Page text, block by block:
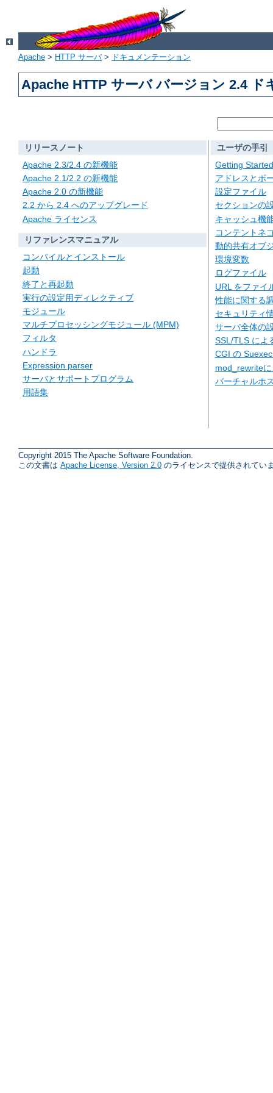
Apache > HTTP サーバ> ドキュメンテーション
Apache HTTP サーバ バージョン 2.4 ド
リリースノート
Apache 2.3/2.4 の新機能
Apache 2.1/2.2 の新機能
Apache 2.0 の新機能
2.2 から 2.4 へのアップグレード
Apache ライセンス
リファレンスマニュアル
コンパイルとインストール
起動
終了と再起動
実行の設定用ディレクティブ
モジュール
マルチプロセッシングモジュール (MPM)
フィルタ
ハンドラ
Expression parser
サーバとサポートプログラム
用語集
ユーザの手引
Getting Started
アドレスとポ
設定ファイル
セクションの
キャッシュ機
コンテントネ
動的共有オブ
環境変数
ログファイル
URL をファイ
性能に関する
セキュリティ
サーバ全体の
SSL/TLS によ
CGI の
mod_rewrite
バーチャルホ
Copyright 2015 The Apache Software Foundation.
この文書は Apache License, Version 2.0 のライセンスで提供されてい